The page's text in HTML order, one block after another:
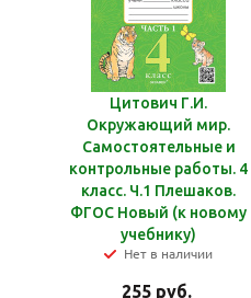
Цитович Г.И.
Окружающий мир.
Самостоятельные и
контрольные работы. 4
класс. Ч.1 Плешаков.
ФГОС Новый (к новому
учебнику)
Нет в наличии
255руб.